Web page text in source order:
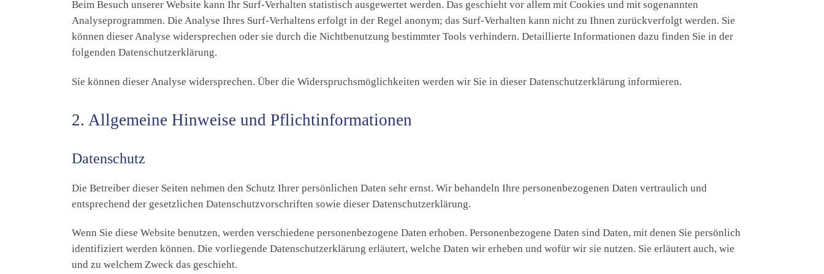
Beim Besuch unserer Website kann Ihr Surf-Verhalten statistisch ausgewertet werden. Das geschieht vor allem mit Cookies und mit sogenannten
Analyseprogrammen. Die Analyse Ihres Surf-Verhaltens erfolgt in der Regel anonym; das Surf-Verhalten kann nicht zu Ihnen zurückverfolgt werden. Sie
können dieser Analyse widersprechen oder sie durch die Nichtbenutzung bestimmter Tools verhindern. Detaillierte Informationen dazu finden Sie in der
folgenden Datenschutzerklärung.
Sie können dieser Analyse widersprechen. Über die Widerspruchsmöglichkeiten werden wir Sie in dieser Datenschutzerklärung informieren.
2. Allgemeine Hinweise und Pflichtinformationen
Datenschutz
Die Betreiber dieser Seiten nehmen den Schutz Ihrer persönlichen Daten sehr ernst. Wir behandeln Ihre personenbezogenen Daten vertraulich und
entsprechend der gesetzlichen Datenschutzvorschriften sowie dieser Datenschutzerklärung.
Wenn Sie diese Website benutzen, werden verschiedene personenbezogene Daten erhoben. Personenbezogene Daten sind Daten, mit denen Sie persönlich
identifiziert werden können. Die vorliegende Datenschutzerklärung erläutert, welche Daten wir erheben und wofür wir sie nutzen. Sie erläutert auch, wie
und zu welchem Zweck das geschieht.